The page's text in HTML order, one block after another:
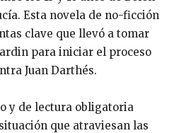
Esta novela de no-ficción
clave que llevó a tomar
para iniciar el proceso
Juan Darthés.
y de lectura obligatoria
que atraviesan las